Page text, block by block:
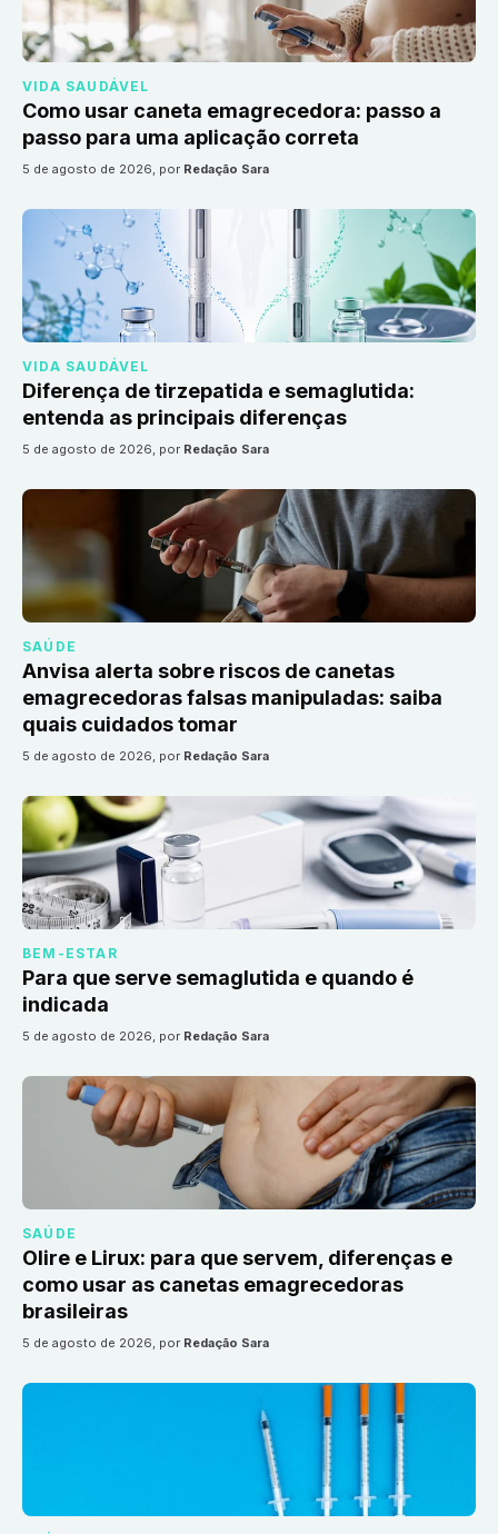
VIDA SAUDÁVEL
Como usar caneta emagrecedora: passo a
passo para uma aplicação correta
5 de agosto de 2026, por Redação Sara
VIDA SAUDÁVEL
Diferença de tirzepatida e semaglutida:
entenda as principais diferenças
5 de agosto de 2026, por Redação Sara
SAÚDE
Anvisa alerta sobre riscos de canetas
emagrecedoras falsas manipuladas: saiba
quais cuidados tomar
5 de agosto de 2026, por Redação Sara
BEM-ESTAR
Para que serve semaglutida e quando é
indicada
5 de agosto de 2026, por Redação Sara
SAÚDE
Olire e Lirux: para que servem, diferenças e
como usar as canetas emagrecedoras
brasileiras
5 de agosto de 2026, por Redação Sara